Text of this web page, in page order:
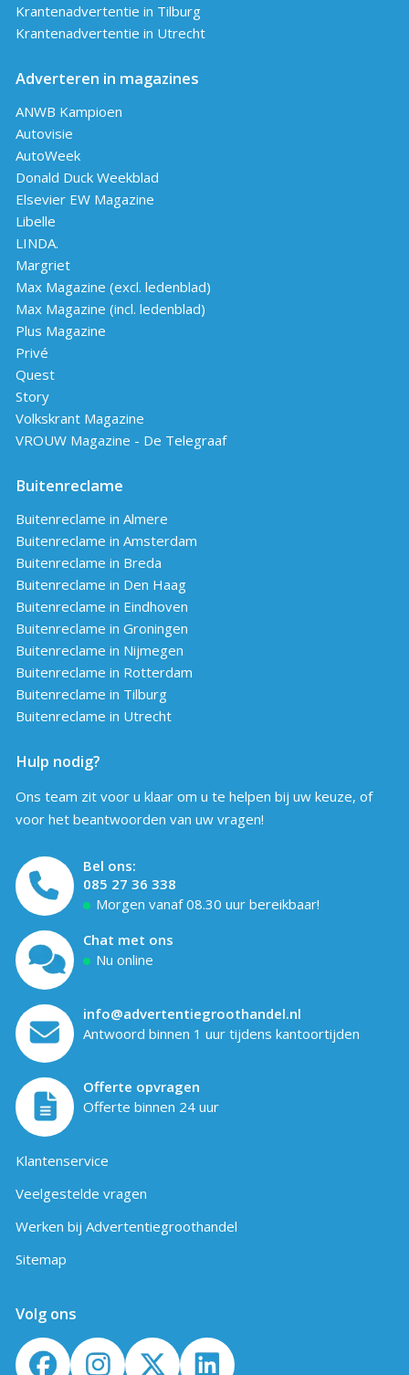
Krantenadvertentie in Tilburg
Krantenadvertentie in Utrecht
Adverteren in magazines
ANWB Kampioen
Autovisie
AutoWeek
Donald Duck Weekblad
Elsevier EW Magazine
Libelle
LINDA.
Margriet
Max Magazine (excl. ledenblad)
Max Magazine (incl. ledenblad)
Plus Magazine
Privé
Quest
Story
Volkskrant Magazine
VROUW Magazine - De Telegraaf
Buitenreclame
Buitenreclame in Almere
Buitenreclame in Amsterdam
Buitenreclame in Breda
Buitenreclame in Den Haag
Buitenreclame in Eindhoven
Buitenreclame in Groningen
Buitenreclame in Nijmegen
Buitenreclame in Rotterdam
Buitenreclame in Tilburg
Buitenreclame in Utrecht
Hulp nodig?
Ons team zit voor u klaar om u te helpen bij uw keuze, of
voor het beantwoorden van uw vragen!
Bel ons:
085 27 36 338
Morgen vanaf 08.30 uur bereikbaar!
Chat met ons
Nu online
info@advertentiegroothandel.nl
Antwoord binnen 1 uur tijdens kantoortijden
Offerte opvragen
Offerte binnen 24 uur
Klantenservice
Veelgestelde vragen
Werken bij Advertentiegroothandel
Sitemap
Volg ons